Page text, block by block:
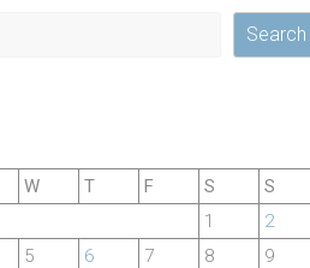
Search
W T F S
S
1
2
5 6 7 8
9